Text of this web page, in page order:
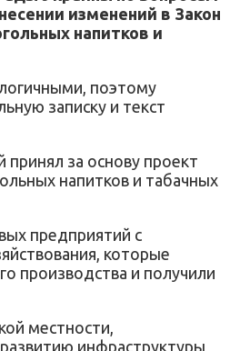
изменений в Закон
напитков и
поэтому
записку и текст
за основу проект
напитков и табачных
предприятий с
которые
производства и получили
местности,
инфраструктуры